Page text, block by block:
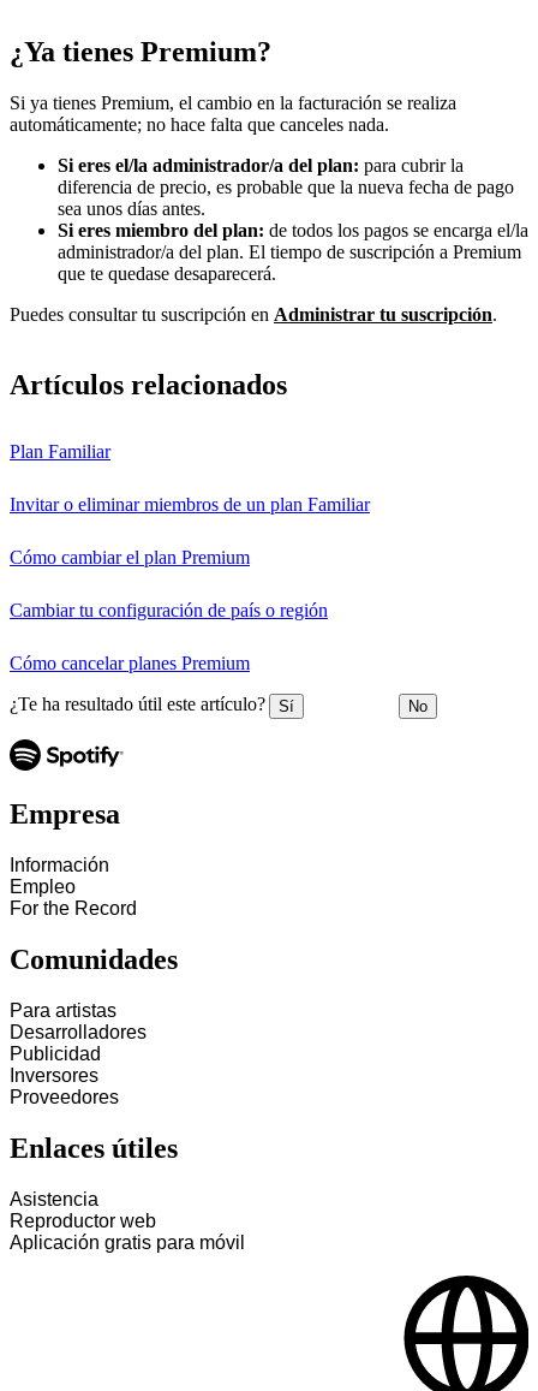
¿Ya tienes Premium?
Si ya tienes Premium, el cambio en la facturación se realiza
automáticamente; no hace falta que canceles nada.
Si eres el/la administrador/a del plan: para cubrir la
diferencia de precio, es probable que la nueva fecha de pago
sea unos días antes.
Si eres miembro del plan: de todos los pagos se encarga el/la
administrador/a del plan. El tiempo de suscripción a Premium
que te quedase desaparecerá.
Puedes consultar tu suscripción en Administrar tu suscripción.
Artículos relacionados
Plan Familiar
Invitar o eliminar miembros de un plan Familiar
Cómo cambiar el plan Premium
Cambiar tu configuración de país o región
Cómo cancelar planes Premium
¿Te ha resultado útil este artículo? Sí No
Empresa
Información
Empleo
For the Record
Comunidades
Para artistas
Desarrolladores
Publicidad
Inversores
Proveedores
Enlaces útiles
Asistencia
Reproductor web
Aplicación gratis para móvil